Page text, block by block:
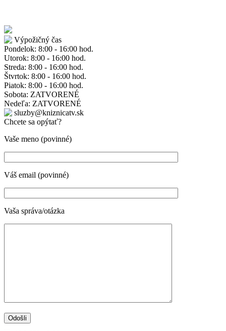
Výpožičný čas
Pondelok: 8:00 - 16:00 hod.
Utorok: 8:00 - 16:00 hod.
Streda: 8:00 - 16:00 hod.
Štvrtok: 8:00 - 16:00 hod.
Piatok: 8:00 - 16:00 hod.
Sobota: ZATVORENÉ
Nedeľa: ZATVORENÉ
sluzby@kniznicatv.sk
Chcete sa opýtať?
Vaše meno (povinné)
Váš email (povinné)
Vaša správa/otázka